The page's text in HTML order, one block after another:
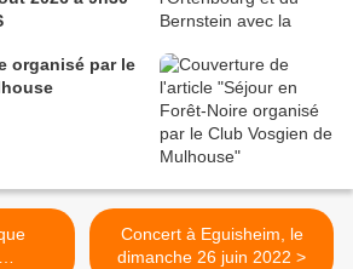
organisé par le
Concert à Eguisheim, le
dimanche 26 juin 2022 >